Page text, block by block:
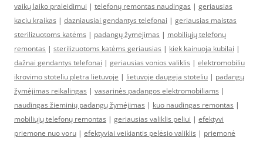
vaikų laiko praleidimui | telefonų remontas naudingas | geriausias
kaciu kraikas | dazniausiai gendantys telefonai | geriausias maistas
sterilizuotoms katėms | padangų žymėjimas | mobiliųjų telefonų
remontas | sterilizuotoms katėms geriausias | kiek kainuoja kubilai |
dažnai gendantys telefonai | geriausias vonios valiklis | elektromobiliu
ikrovimo stoteliu pletra lietuvoje | lietuvoje daugeja stoteliu | padangų
žymėjimas reikalingas | vasarinės padangos elektromobiliams |
naudingas žieminių padangų žymėjimas | kuo naudingas remontas |
mobiliųjų telefonų remontas | geriausias valiklis peliui | efektyvi
priemone nuo voru | efektyviai veikiantis pelėsio valiklis | priemonė